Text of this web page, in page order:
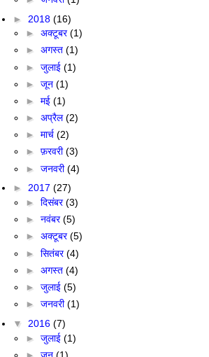
► 2018 (16)
► अक्टूबर(1)
► अगस्त (1)
► जुलाई (1)
► जून (1)
► मई (1)
► अप्रैल(2)
► मार्च (2)
► फ़रवरी(3)
► जनवरी(4)
► 2017 (27)
► दिसंबर(3)
► नवंबर(5)
► अक्टूबर(5)
► सितंबर(4)
► अगस्त (4)
► जुलाई (5)
► जनवरी(1)
▼ 2016 (7)
► जुलाई (1)
► जून (1)